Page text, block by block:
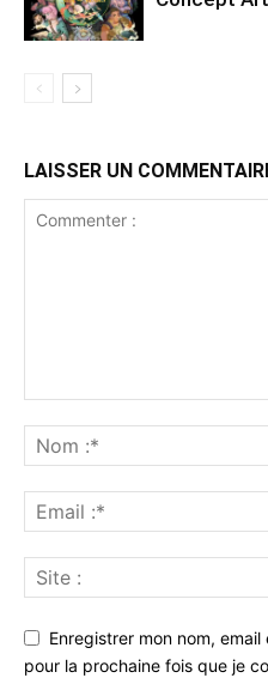
LAISSER UN
Enregistrer mon nom,
pour la prochaine fois que je